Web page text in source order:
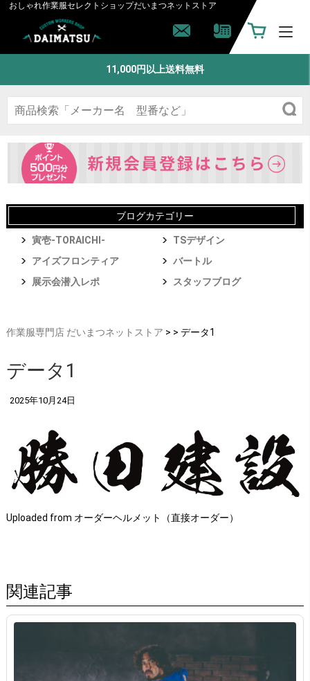
おしゃれ作業服セレクトショップだいまつネットストア
11,000円以上送料無料
ブログカテゴリー
寅壱-TORAICHI-
TSデザイン
アイズフロンティア
バートル
展示会潜入レポ
スタッフブログ
作業服専門店 だいまつネットストア > > データ1
データ1
2025年10月24日
Uploaded from オーダーヘルメット（直接オーダー）
関連記事